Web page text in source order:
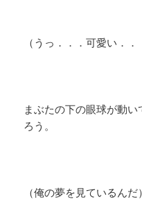
（うっ．．．可愛い．．
まぶたの下の眼球が動
ろう。
（俺の夢を見ているんだ）